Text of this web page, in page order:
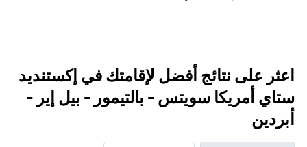
اعثر على نتائج أفضل لإقامتك في إكستنديد
ستاي أمريكا سويتس - بالتيمور - بيل إير -
أبردين